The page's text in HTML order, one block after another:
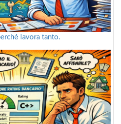
lavora tanto.